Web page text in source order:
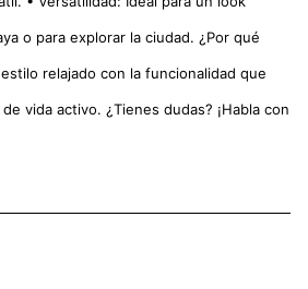
o para explorar la ciudad. ¿Por qué
relajado con la funcionalidad que
vida activo. ¿Tienes dudas? ¡Habla con